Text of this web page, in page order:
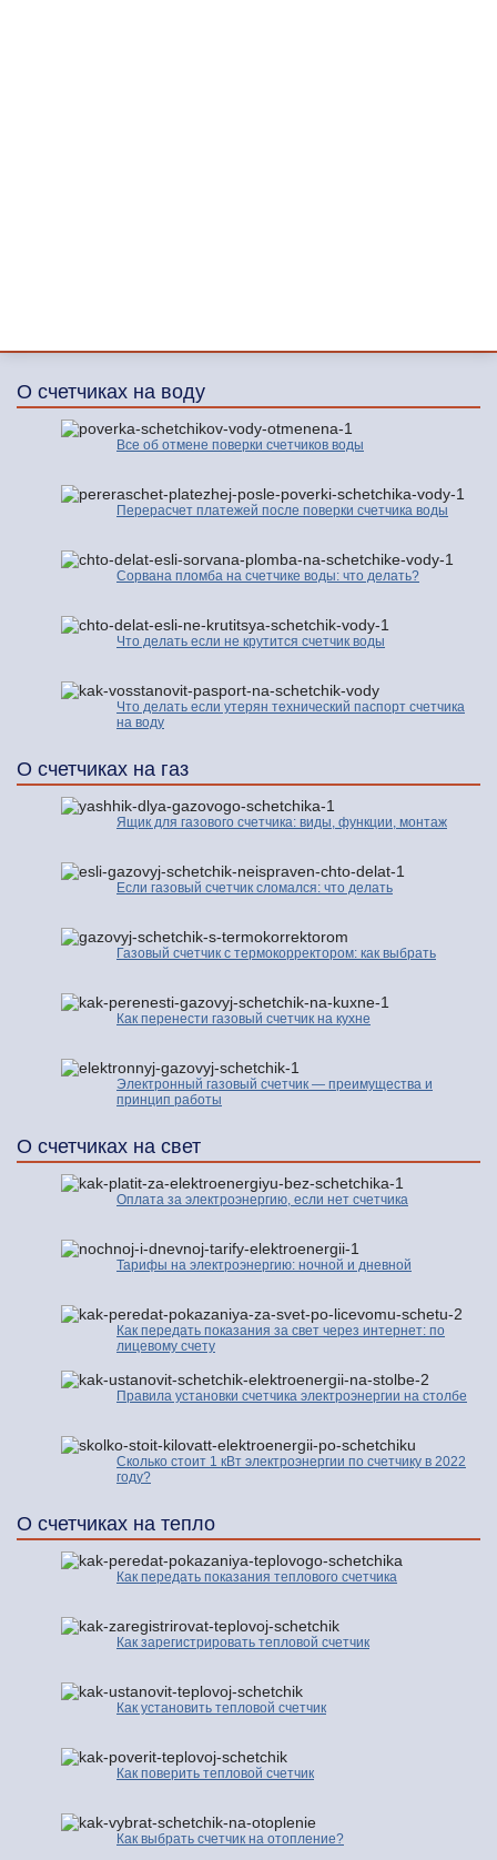
О счетчиках на воду
Все об отмене поверки счетчиков воды
Перерасчет платежей после поверки счетчика воды
Сорвана пломба на счетчике воды: что делать?
Что делать если не крутится счетчик воды
Что делать если утерян технический паспорт счетчика
на воду
О счетчиках на газ
Ящик для газового счетчика: виды, функции, монтаж
Если газовый счетчик сломался: что делать
Газовый счетчик с термокорректором: как выбрать
Как перенести газовый счетчик на кухне
Электронный газовый счетчик — преимущества и
принцип работы
О счетчиках на свет
Оплата за электроэнергию, если нет счетчика
Тарифы на электроэнергию: ночной и дневной
Как передать показания за свет через интернет: по
лицевому счету
Правила установки счетчика электроэнергии на столбе
Сколько стоит 1 кВт электроэнергии по счетчику в 2022
году?
О счетчиках на тепло
Как передать показания теплового счетчика
Как зарегистрировать тепловой счетчик
Как установить тепловой счетчик
Как поверить тепловой счетчик
Как выбрать счетчик на отопление?